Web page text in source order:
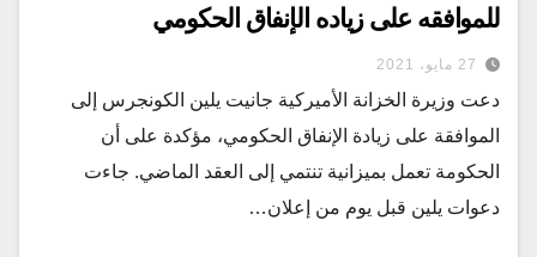
للموافقه على زياده الإنفاق الحكومي
27 مايو، 2021
دعت وزيرة الخزانة الأميركية جانيت يلين الكونجرس إلى
الموافقة على زيادة الإنفاق الحكومي، مؤكدة على أن
الحكومة تعمل بميزانية تنتمي إلى العقد الماضي. جاءت
دعوات يلين قبل يوم من إعلان…